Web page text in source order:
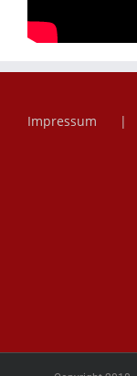
Impressum